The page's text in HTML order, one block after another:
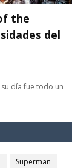
the
del
día fue todo un
Superman